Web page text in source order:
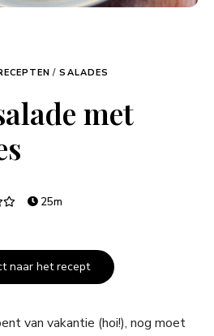
/ SALADES
met
25m
naar het recept
van vakantie (hoi!), nog moet